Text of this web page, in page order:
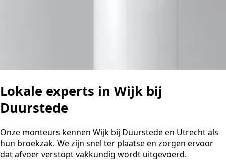
Lokale experts in Wijk bij
Duurstede
Onze monteurs kennen Wijk bij Duurstede en Utrecht als
hun broekzak. We zijn snel ter plaatse en zorgen ervoor
dat afvoer verstopt vakkundig wordt uitgevoerd.